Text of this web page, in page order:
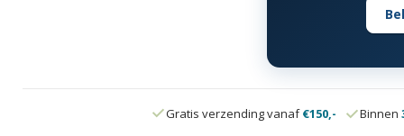
Gratis verzending vanaf€150,- Binnen